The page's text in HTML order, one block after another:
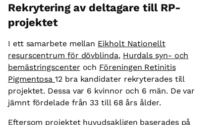
Rekrytering av deltagare till RP-
projektet
I ett samarbete mellan Eikholt Nationellt
resurscentrum för dövblinda, Hurdals syn- och
bemästringscenter och Föreningen Retinitis
Pigmentosa12 bra kandidater rekryterades till
projektet. Dessa var 6 kvinnor och 6 män. De var
jämnt fördelade från 33 till 68 års ålder.
Eftersom projektet huvudsakligen baserades på